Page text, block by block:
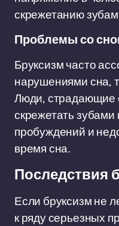
скрежетанию
Проблемы со
Бруксизм часто
нарушениями сна,
Люди, страдающие
скрежетать
пробуждений и
время сна.
Последствия
Если бруксизм не
к ряду серьезных